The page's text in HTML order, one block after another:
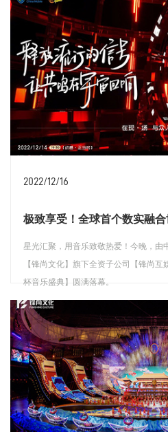
查看详情
2022/12/16
星光汇聚，用音乐致敬热爱！今晚，由
【锋尚文化】旗下全资子公司【锋尚
杯音乐盛典】圆满落幕。
查看详情